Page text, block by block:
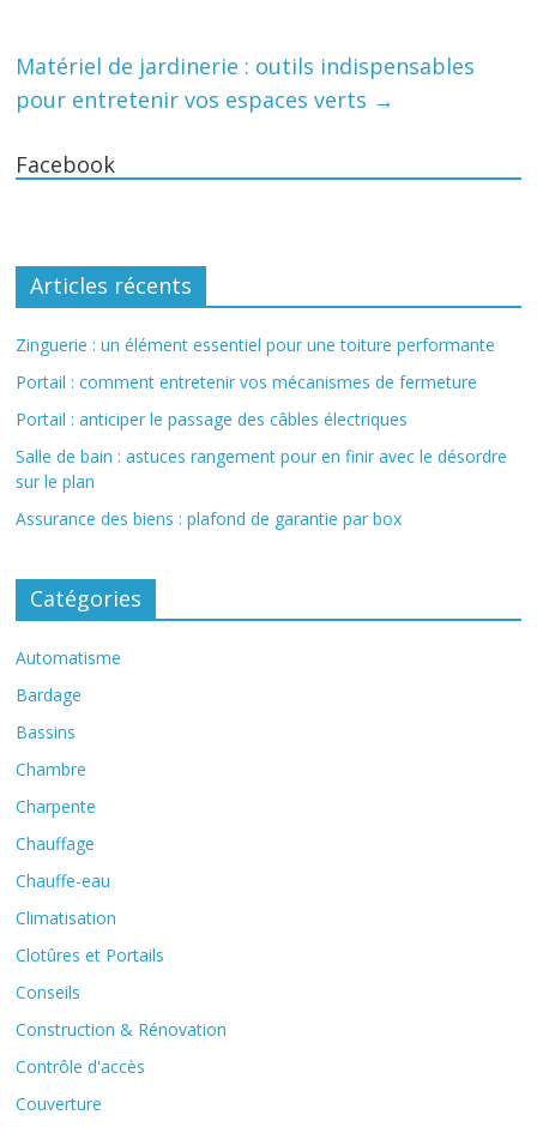
Matériel de jardinerie : outils indispensables
pour entretenir vos espaces verts →
Facebook
Articles récents
Zinguerie : un élément essentiel pour une toiture performante
Portail : comment entretenir vos mécanismes de fermeture
Portail : anticiper le passage des câbles électriques
Salle de bain : astuces rangement pour en finir avec le désordre
sur le plan
Assurance des biens : plafond de garantie par box
Catégories
Automatisme
Bardage
Bassins
Chambre
Charpente
Chauffage
Chauffe-eau
Climatisation
Clotûres et Portails
Conseils
Construction & Rénovation
Contrôle d'accès
Couverture